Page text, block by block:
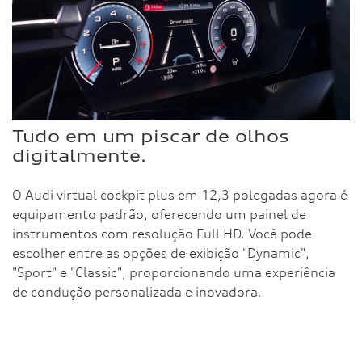
Tudo em um piscar de olhos
digitalmente.
O Audi virtual cockpit plus em 12,3 polegadas agora é
equipamento padrão, oferecendo um painel de
instrumentos com resolução Full HD. Você pode
escolher entre as opções de exibição "Dynamic",
"Sport" e "Classic", proporcionando uma experiência
de condução personalizada e inovadora.